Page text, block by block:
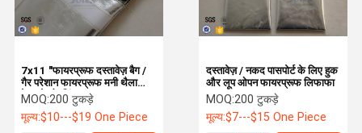
7x11 "फायरप्रूफ दस्तावेज़ बैग /
गैर परेशान फायरप्रूफ मनी थैला
वेल्क्रो ओपनिंग
MOQ:200 टुकड़े
मूल्य:$10---$19 One Piece
दस्तावेज़ / नकद पासपोर्ट के लिए हुक
और लूप ओपन फायरप्रूफ लिफाफा
MOQ:200 टुकड़े
मूल्य:$7---$15 One Piece